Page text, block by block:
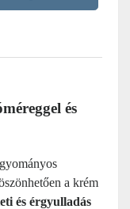
és
a krém
és érgyulladás